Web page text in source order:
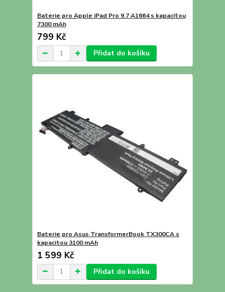
Baterie pro Apple iPad Pro 9.7 A1664 s kapacitou
7300 mAh
799 Kč
Přidat do košíku
Baterie pro Asus TransformerBook TX300CA s
kapacitou 3100 mAh
1 599 Kč
Přidat do košíku